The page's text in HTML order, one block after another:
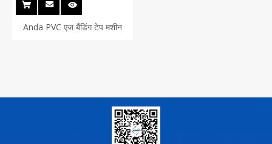
Anda PVC एज बैंडिंग टेप मशीन